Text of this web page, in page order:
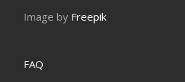
Image by Freepik
FAQ